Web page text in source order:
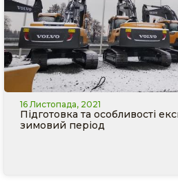
16 Листопада, 2021
Підготовка та особливості
зимовий період